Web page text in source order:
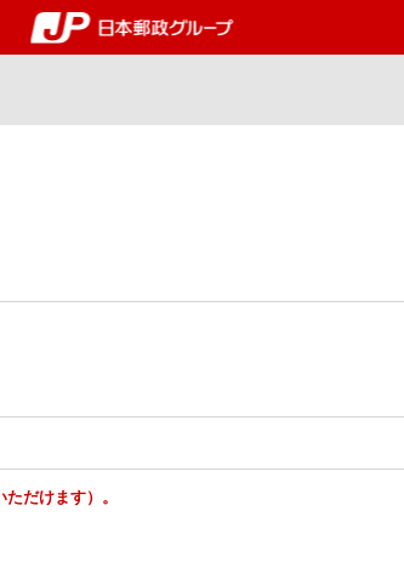
郵便局・日本郵政グルー
だけます）。